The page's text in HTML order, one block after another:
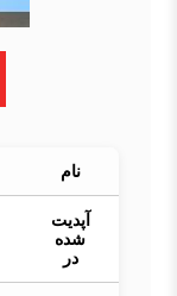
نام
آپدیت
شده
در